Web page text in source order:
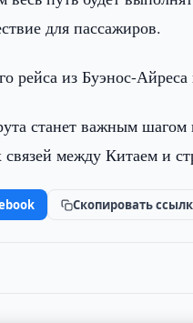
для пассажиров.
рейса из Буэнос-
станет важным
между Китаем и
Скопировать